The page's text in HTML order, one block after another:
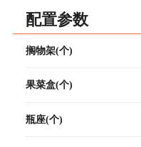
配置参数
搁物架(个)
果菜盒(个)
瓶座(个)